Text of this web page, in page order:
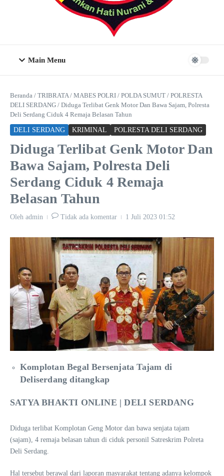
Main Menu
Beranda / TRIBRATA/ MABES POLRI / POLDA SUMUT / POLRESTA
DELI SERDANG / Diduga Terlibat Genk Motor Dan Bawa Sajam, Polresta
Deli Serdang Ciduk 4 Remaja Belasan Tahun
DELI SERDANG KRIMINAL POLRESTA DELI SERDANG
Diduga Terlibat Genk Motor Dan
Bawa Sajam, Polresta Deli
Serdang Ciduk 4 Remaja
Belasan Tahun
Oleh admin Tidak ada komentar 1 Juli 2023 01:52
Komplotan Begal Bersenjata Tajam di
Deliserdang ditangkap
SATYA BHAKTI ONLINE | DELI SERDANG
Diduga terlibat Komplotan Geng Motor dan bawa senjata tajam
(sajam), 4 remaja belasan tahun di ciduk personil Satreskrim Polreta
Deli Serdang.
Hal tersebut berawal dari laporan masyarakat tentang adanya kelompok